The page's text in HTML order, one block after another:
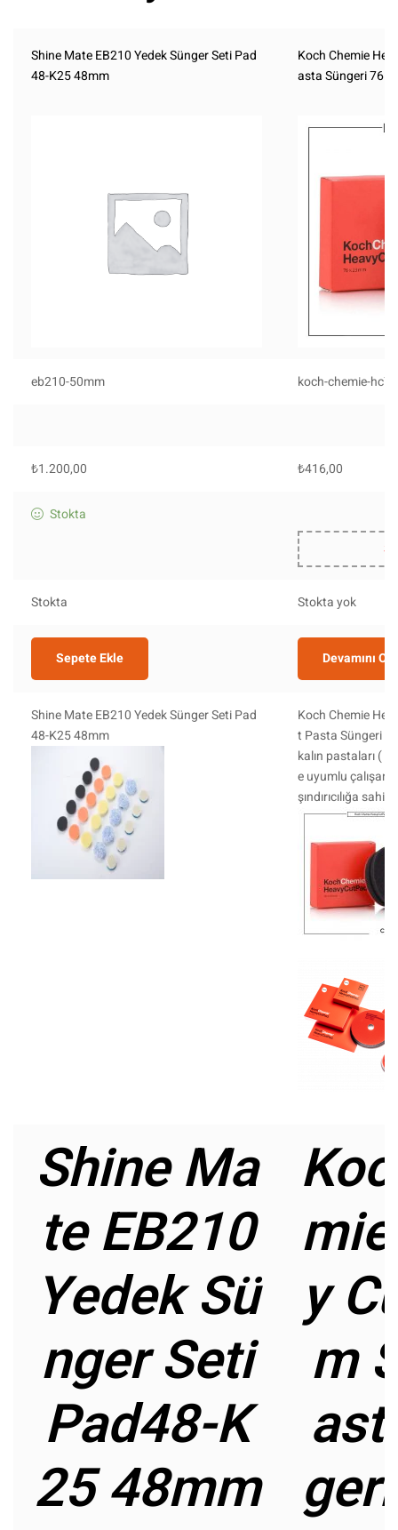
Shine Mate EB210 Yedek Sünger Seti Pad
48-K25 48mm
Koch Chemie
asta Süngeri 76
eb210-50mm koch-chemie-hc76
₺1.200,00 ₺416,00
Stokta
Stokta Stokta yok
Sepete Ekle Devamını
Shine Mate EB210 Yedek Sünger Seti Pad
48-K25 48mm
Koch Chemie
t Pasta Süngeri ,
kalın pastaları (
e uyumlu çalışan
şındırıcılığa
Shine Ma
te EB210
Yedek Sü
nger Seti
Pad48-K
25 48mm
y
m